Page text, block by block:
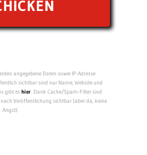
angegebene Daten sowie IP-Adresse
sichtbar sind nur Name, Website und
gibt eshier. Dank Cache/Spam-Filter sind
Veröffentlichung sichtbar (aber da, keine
Angst).